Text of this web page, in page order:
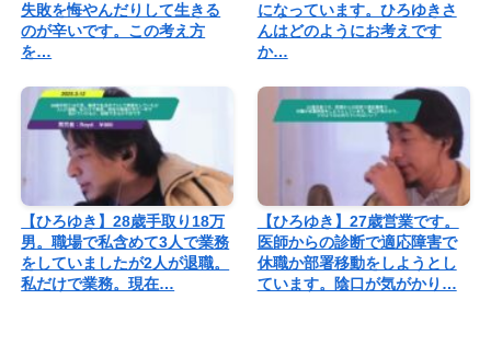
失敗を悔やんだりして生きる
のが辛いです。この考え方
を…
になっています。ひろゆきさ
んはどのようにお考えです
か…
【ひろゆき】28歳手取り18万
男。職場で私含めて3人で業務
をしていましたが2人が退職。
私だけで業務。現在…
【ひろゆき】27歳営業です。
医師からの診断で適応障害で
休職か部署移動をしようとし
ています。陰口が気がかり…